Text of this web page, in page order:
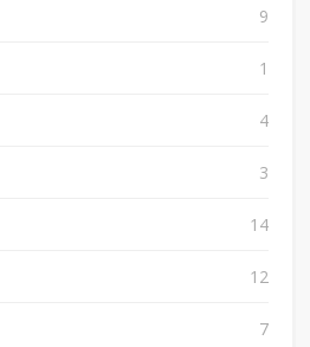
9
1
4
3
14
12
7